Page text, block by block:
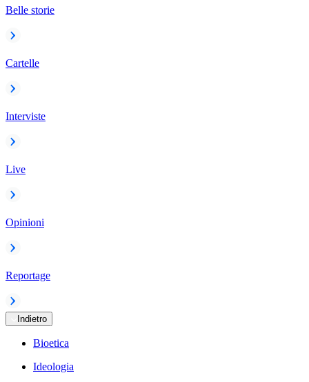
Belle storie
Cartelle
Interviste
Live
Opinioni
Reportage
Indietro
Bioetica
Ideologia